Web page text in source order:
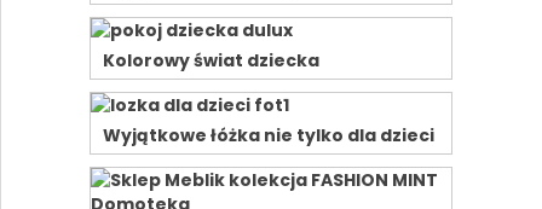
Kolorowy świat dziecka
Wyjątkowe łóżka nie tylko dla dzieci